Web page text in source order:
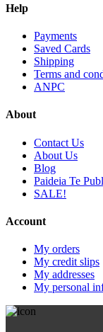
Help
Payments
Saved Cards
Shipping
Terms and
ANPC
About
Contact Us
About Us
Blog
Paideia Te
SALE!
Account
My orders
My credit slips
My addresses
My personal